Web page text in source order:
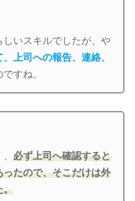
いスキルでしたが、や
上司への報告、連絡、
すね。
、必ず上司へ確認すると
たので、そこだけは外
。